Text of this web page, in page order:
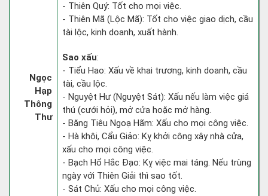
Ngọc
Hạp
Thông
Thư
- Thiên Quý: Tốt cho mọi việc.
- Thiên Mã (Lộc Mã): Tốt cho việc giao dịch, cầu
tài lộc, kinh doanh, xuất hành.
Sao xấu:
- Tiểu Hao: Xấu về khai trương, kinh doanh, cầu
tài, cầu lộc.
- Nguyệt Hư (Nguyệt Sát): Xấu nếu làm việc giá
thú (cưới hỏi), mở cửa hoặc mở hàng.
- Băng Tiêu Ngoạ Hãm: Xấu cho mọi công việc.
- Hà khôi, Cẩu Giảo: Kỵ khởi công xây nhà cửa,
xấu cho mọi công việc.
- Bạch Hổ Hắc Đạo: Kỵ việc mai táng. Nếu trùng
ngày với Thiên Giải thì sao tốt.
- Sát Chủ: Xấu cho mọi công việc.